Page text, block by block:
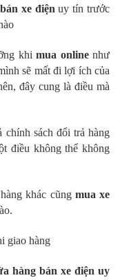
xe điện uy tín trước
khimua onlinenhư
sẽ mất đi lợi ích của
đây cung là điều mà
sách đổi trả hàng
điều không thể không
khác cũng mua xe
giao hàng
hàng bán xe điện uy